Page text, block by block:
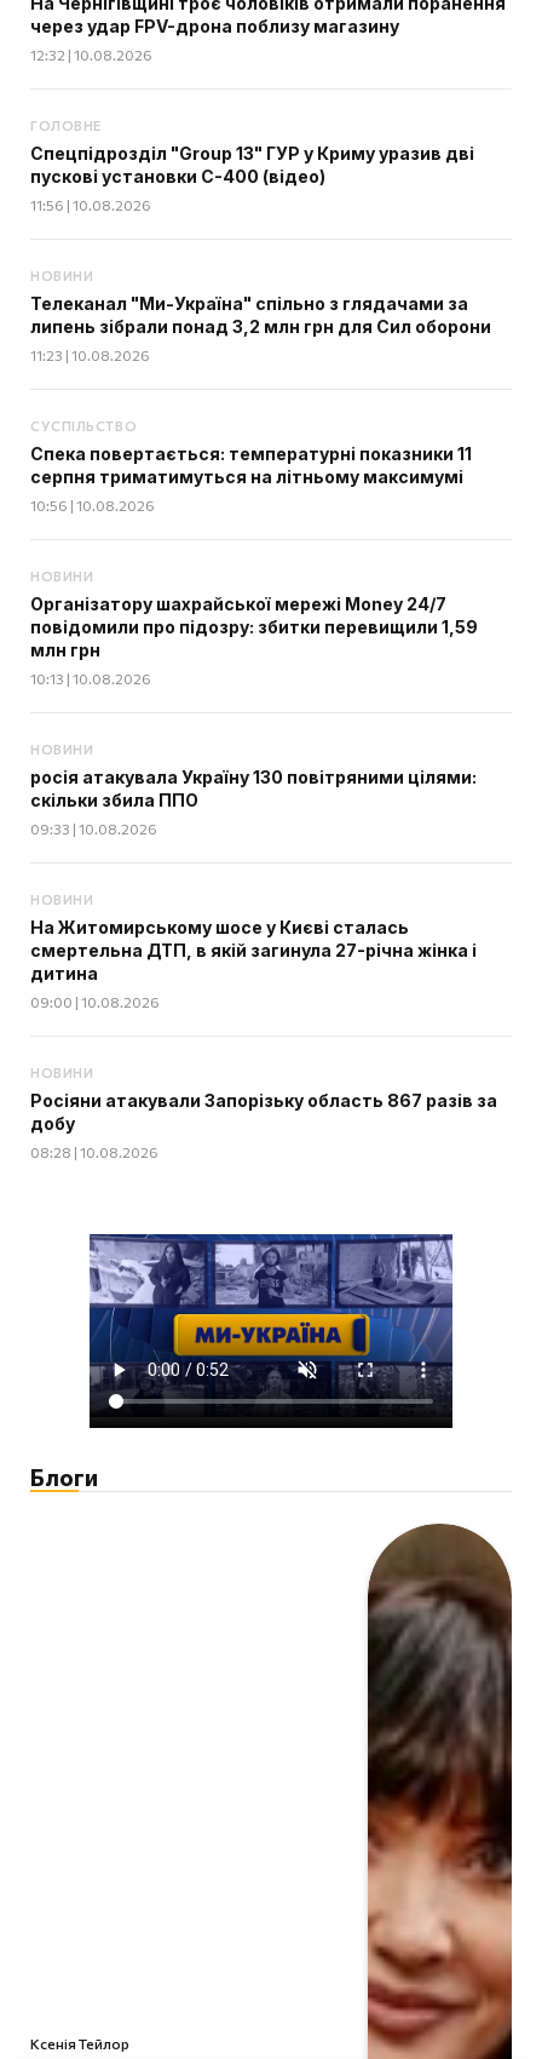
через удар FPV-дрона поблизу магазину
12:32 | 10.08.2026
ГОЛОВНЕ
Спецпідрозділ "Group 13" ГУР у Криму уразив дві
пускові установки С-400 (відео)
11:56 | 10.08.2026
НОВИНИ
Телеканал "Ми-Україна" спільно з глядачами за
липень зібрали понад 3,2 млн грн для Сил оборони
11:23 | 10.08.2026
СУСПІЛЬСТВО
Спека повертається: температурні показники 11
серпня триматимуться на літньому максимумі
10:56 | 10.08.2026
НОВИНИ
Організатору шахрайської мережі Money 24/7
повідомили про підозру: збитки перевищили 1,59
млн грн
10:13 | 10.08.2026
НОВИНИ
росія атакувала Україну 130 повітряними цілями:
скільки збила ППО
09:33 | 10.08.2026
НОВИНИ
На Житомирському шосе у Києві сталась
смертельна ДТП, в якій загинула 27-річна жінка і
дитина
09:00 | 10.08.2026
НОВИНИ
Росіяни атакували Запорізьку область 867 разів за
добу
08:28 | 10.08.2026
Блоги
Ксенія Тейлор